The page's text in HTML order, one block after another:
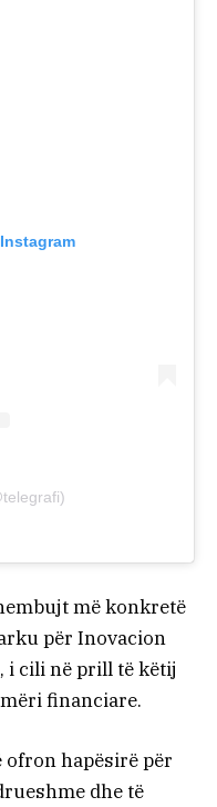
më konkretë
për Inovacion
i cili në prill të këtij
financiare.
ofron hapësirë për
dhe të